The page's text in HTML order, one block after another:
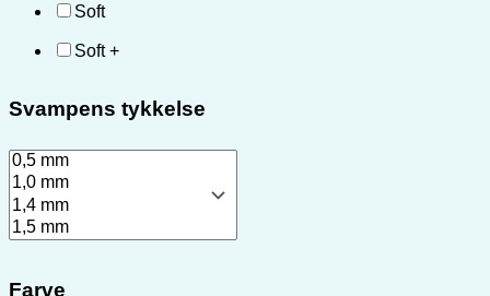
Soft
Soft +
Svampens tykkelse
Farve